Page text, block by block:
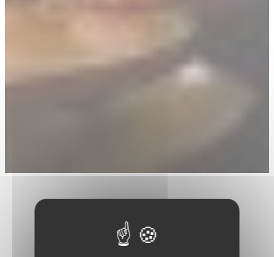
Die Käsezeremonie